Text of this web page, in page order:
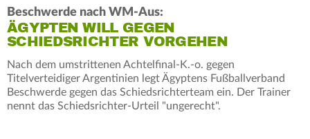
Beschwerde nach WM-Aus:
ÄGYPTEN WILL GEGEN
SCHIEDSRICHTER VORGEHEN
Nach dem umstrittenen Achtelfinal-K.-o. gegen
Titelverteidiger Argentinien legt Ägyptens Fußballverband
Beschwerde gegen das Schiedsrichterteam ein. Der Trainer
nennt das Schiedsrichter-Urteil "ungerecht".